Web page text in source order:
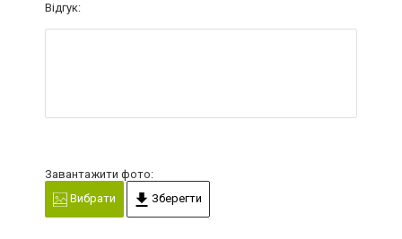
Відгук:
Завантажити фото:
Вибрати
Зберегти